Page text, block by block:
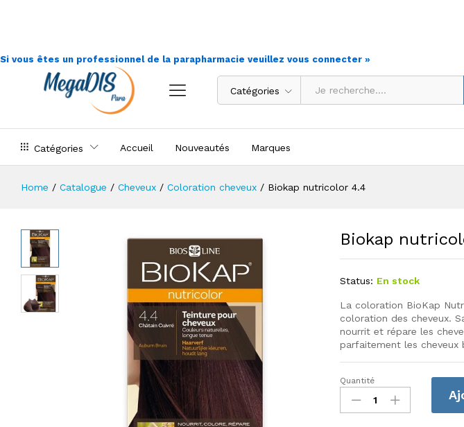
Si vous êtes un professionnel de la parapharmacie veuillez vous connecter »
Catégories
Catégories Accueil Nouveautés Marques
Home / Catalogue / Cheveux / Coloration cheveux / Biokap nutricolor 4.4
Biokap
Status: En stock
La coloration BioKap
coloration des cheveux.
nourrit et répare les
parfaitement les
Biokap
nutricolor
4.4
Quantité